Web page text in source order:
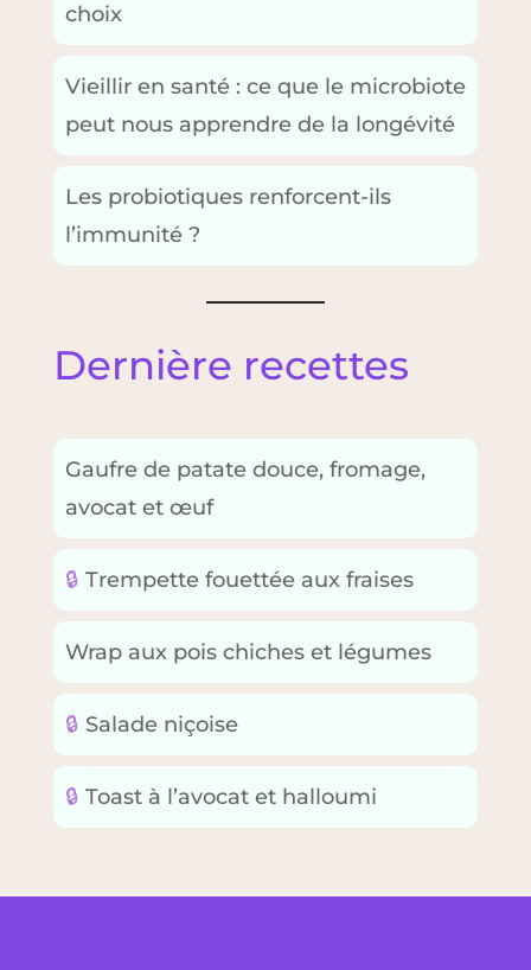
choix
Vieillir en santé : ce que le microbiote
peut nous apprendre de la longévité
Les probiotiques renforcent-ils
l’immunité ?
Dernière recettes
Gaufre de patate douce, fromage,
avocat et œuf
🔒 Trempette fouettée aux fraises
Wrap aux pois chiches et légumes
🔒 Salade niçoise
🔒 Toast à l’avocat et halloumi